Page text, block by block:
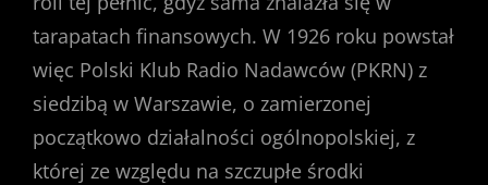
tarapatach finansowych. W 1926 roku powstał
więc Polski Klub Radio Nadawców (PKRN) z
siedzibą w Warszawie, o zamierzonej
początkowo działalności ogólnopolskiej, z
której ze względu na szczupłe środki